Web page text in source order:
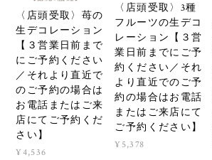
〈店頭受取〉苺の
生デコレーション
【３営業日前まで
にご予約ください
／それより直近で
のご予約の場合は
お電話またはご来
店にてご予約くだ
さい】
¥4,536
〈店頭受取〉3種
フルーツの生デコ
レーション【３営
業日前までにご予
約ください／それ
より直近でのご予
約の場合はお電話
またはご来店にて
ご予約ください】
¥5,378